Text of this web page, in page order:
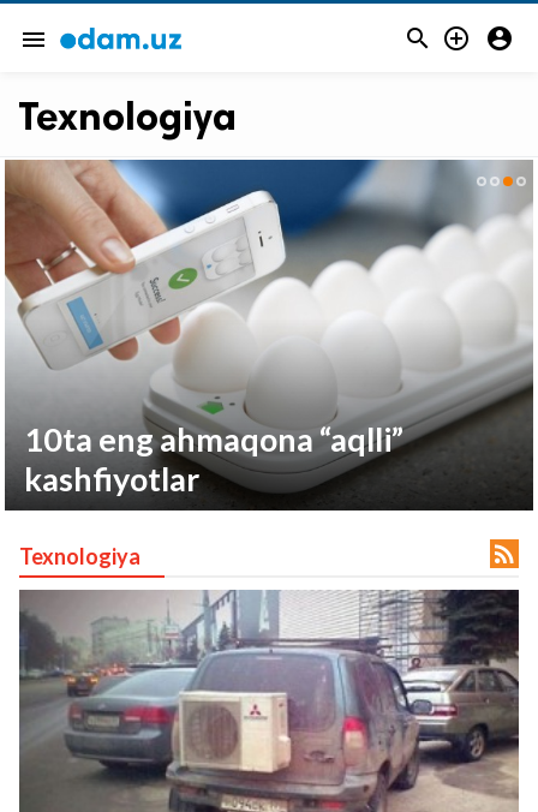
menu   
Texnologiya
10ta eng ahmaqona “aqlli”
kashfiyotlar
Texnologiya 